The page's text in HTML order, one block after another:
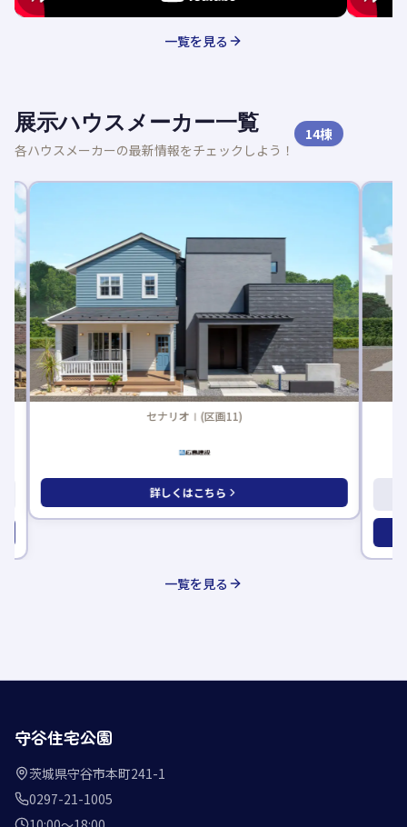
一覧を見る
展示ハウスメーカー一覧
各ハウスメーカーの最新情報をチェックしよう！
14棟
セナリオⅠ(区画11)
詳しくはこちら
一覧を見る
守谷住宅公園
茨城県守谷市本町241-1
0297-21-1005